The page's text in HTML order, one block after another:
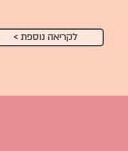
< לקריאה נוספת